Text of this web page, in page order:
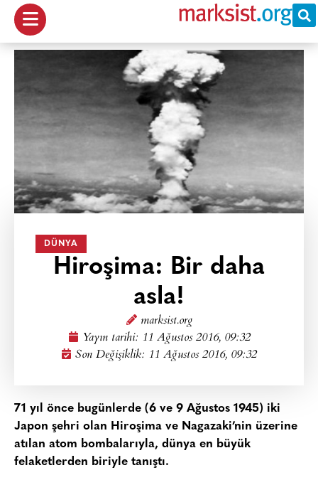
DÜNYA
Hiroşima: Bir daha
asla!
marksist.org
Yayın tarihi: 11 Ağustos 2016, 09:32
Son Değişiklik: 11 Ağustos 2016, 09:32
71 yıl önce bugünlerde (6 ve 9 Ağustos 1945) iki
Japon şehri olan Hiroşima ve Nagazaki’nin üzerine
atılan atom bombalarıyla, dünya en büyük
felaketlerden biriyle tanıştı.